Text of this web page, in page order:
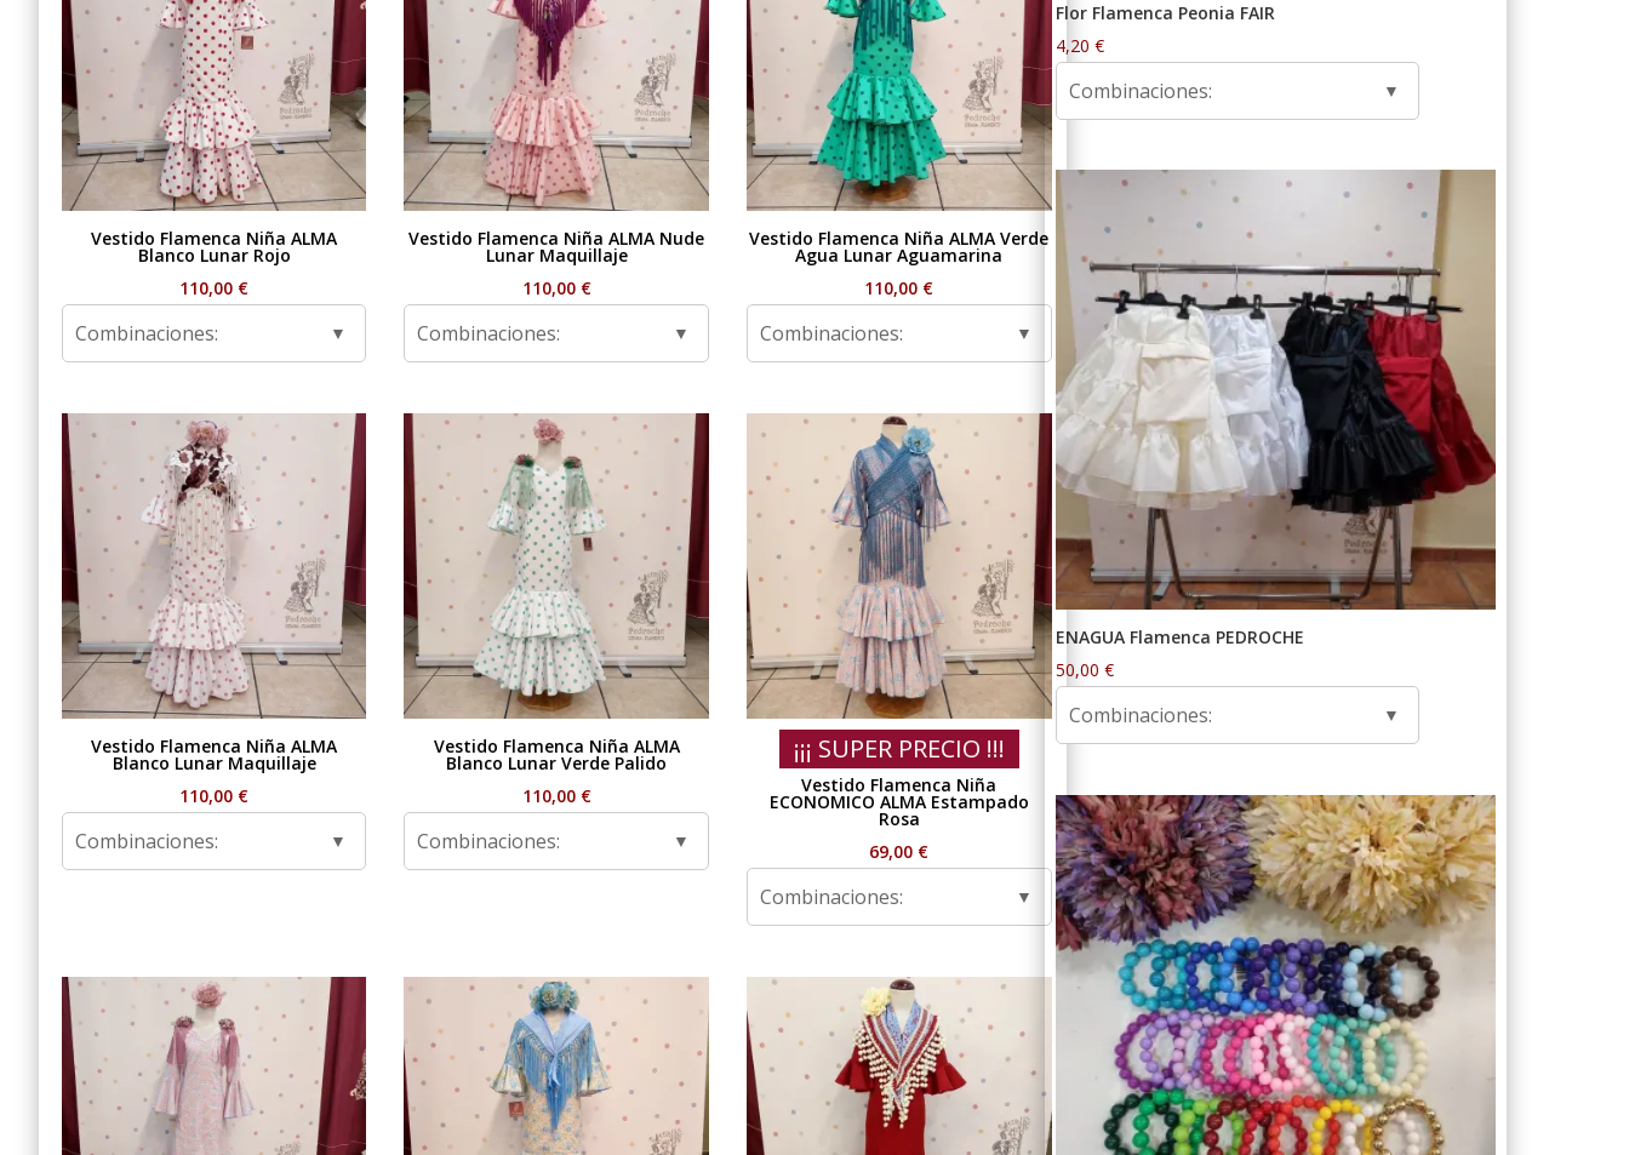
Vestido Flamenca Niña ALMA
Blanco Lunar Rojo
110,00 €
Combinaciones:
Vestido Flamenca Niña ALMA Nude
Lunar Maquillaje
110,00 €
Combinaciones:
Vestido Flamenca Niña ALMA Verde
Agua Lunar Aguamarina
110,00 €
Combinaciones:
Vestido Flamenca Niña ALMA
Blanco Lunar Maquillaje
110,00 €
Combinaciones:
Vestido Flamenca Niña ALMA
Blanco Lunar Verde Palido
110,00 €
Combinaciones:
¡¡¡ SUPER PRECIO !!!
Vestido Flamenca Niña
ECONOMICO ALMA Estampado
Rosa
69,00 €
Combinaciones:
Flor Flamenca Peonia FAIR
4,20€
Combinaciones:
ENAGUA Flamenca PEDROCHE
50,00€
Combinaciones: